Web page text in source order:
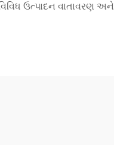
ઉત્પાદન વાતાવરણ અને